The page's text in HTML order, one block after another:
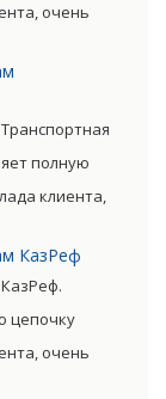
очень
товара.
полную
клиента,
товара.
КазРеф
цепочку
очень